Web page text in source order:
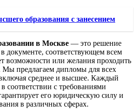
образования с занесением
в Москве — это решение
документе, соответствующем всем
возможности или желания проходить
Мы предлагаем дипломы для всех
среднее и высшее. Каждый
соответствии с требованиями
его юридическую силу и
в различных сферах.